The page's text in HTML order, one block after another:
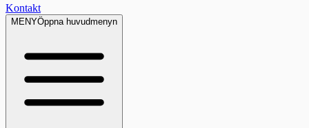
Kontakt
MENYÖppna huvudmenyn